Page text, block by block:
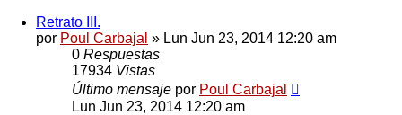
Retrato III.
por Poul Carbajal » Lun Jun 23, 2014 12:20 am
0 Respuestas
17934 Vistas
Último mensaje por Poul Carbajal
Lun Jun 23, 2014 12:20 am